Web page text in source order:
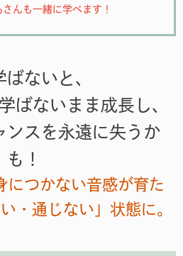
んも一緒に学べます！
ばないと、
ばないまま成長し、
ンスを永遠に失うか
も！
につかない音感が育た
・通じない」状態に。